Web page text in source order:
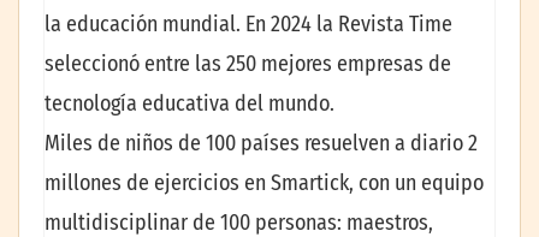
la educación mundial. En 2024 la Revista Time
seleccionó entre las 250 mejores empresas de
tecnología educativa del mundo.
Miles de niños de 100 países resuelven a diario 2
millones de ejercicios en Smartick, con un equipo
multidisciplinar de 100 personas: maestros,